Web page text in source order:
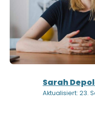
Sarah
Aktualisiert: 23.